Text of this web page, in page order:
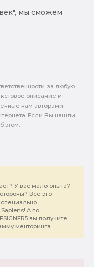
мы сможем
за любую
описание и
нам авторами
Если Вы нашли
этом.
У вас мало опыта?
Все это
А по
вы получите
менторинга